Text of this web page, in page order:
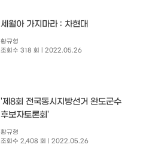
세월아 가지마라 : 차현대
황규형
조회수 318 회
| 2022.05.26
'제8회 전국동시지방선거 완도군수
후보자토론회'
황규형
조회수 2,408 회
| 2022.05.26